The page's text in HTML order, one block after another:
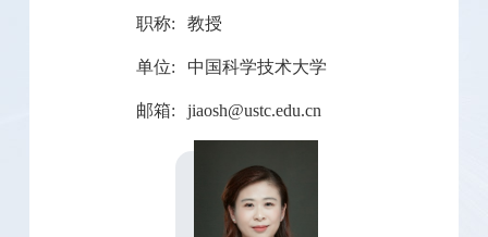
职称: 教授
单位: 中国科学技术大学
邮箱: jiaosh@ustc.edu.cn